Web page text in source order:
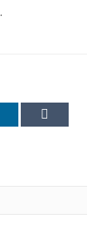
LinkedIn